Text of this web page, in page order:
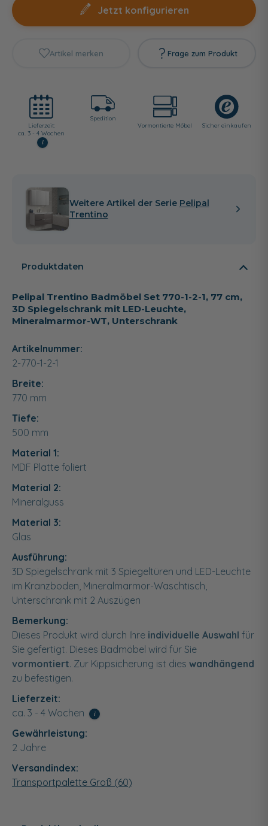
Jetzt konfigurieren
Artikel merken Frage zum Produkt
Lieferzeit:
ca. 3 - 4 Wochen
i
Spedition
Vormontierte Möbel
Sicher einkaufen
Weitere Artikel der Serie Pelipal
Trentino
Produktdaten
Pelipal Trentino Badmöbel Set 770-1-2-1, 77 cm,
3D Spiegelschrank mit LED-Leuchte,
Mineralmarmor-WT, Unterschrank
Artikelnummer:
2-770-1-2-1
Breite:
770 mm
Tiefe:
500 mm
Material 1:
MDF Platte foliert
Material 2:
Mineralguss
Material 3:
Glas
Ausführung:
3D Spiegelschrank mit 3 Spiegeltüren und LED-Leuchte
im Kranzboden, Mineralmarmor-Waschtisch,
Unterschrank mit 2 Auszügen
Bemerkung:
Dieses Produkt wird durch Ihre individuelle Auswahl für
Sie gefertigt. Dieses Badmöbel wird für Sie
vormontiert. Zur Kippsicherung ist dies wandhängend
zu befestigen.
Lieferzeit:
ca. 3 - 4 Wochen
i
Gewährleistung:
2 Jahre
Versandindex:
Transportpalette Groß (60)